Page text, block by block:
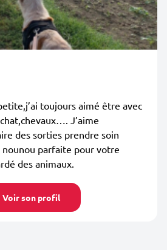
toujours aimé être avec
J’aime
des sorties prendre soin
nounou parfaite pour votre
des animaux.
Voir son profil